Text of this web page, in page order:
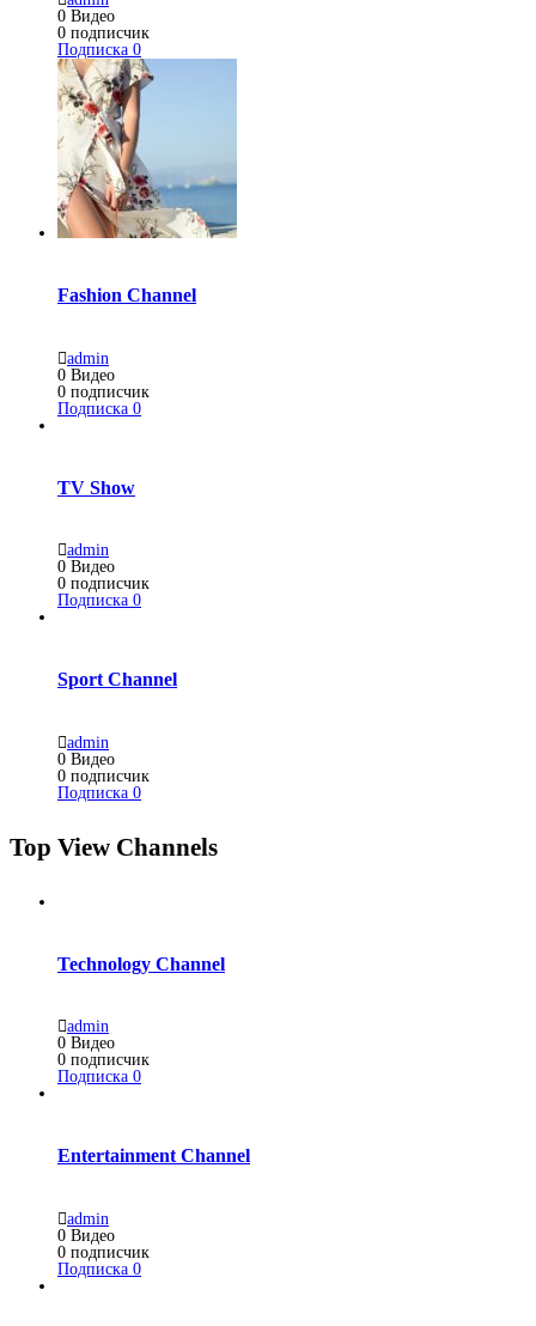
0 Видео
0 подписчик
Подписка 0
Fashion Channel
admin
0 Видео
0 подписчик
Подписка 0
TV Show
admin
0 Видео
0 подписчик
Подписка 0
Sport Channel
admin
0 Видео
0 подписчик
Подписка 0
Top View Channels
Technology Channel
admin
0 Видео
0 подписчик
Подписка 0
Entertainment Channel
admin
0 Видео
0 подписчик
Подписка 0